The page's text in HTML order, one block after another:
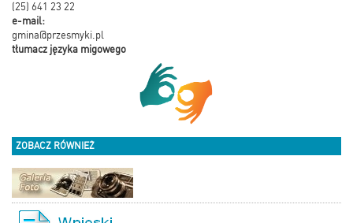
(25) 641 23 22
e-mail:
gmina@przesmyki.pl
tłumacz języka migowego
ZOBACZ RÓWNIEŻ